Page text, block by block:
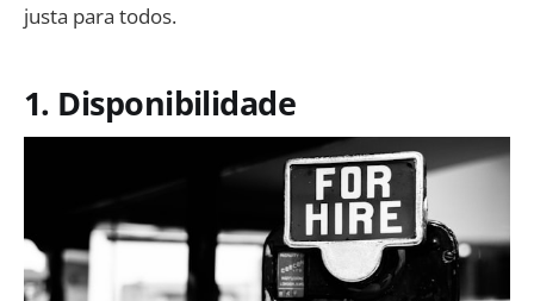
justa para todos.
1. Disponibilidade